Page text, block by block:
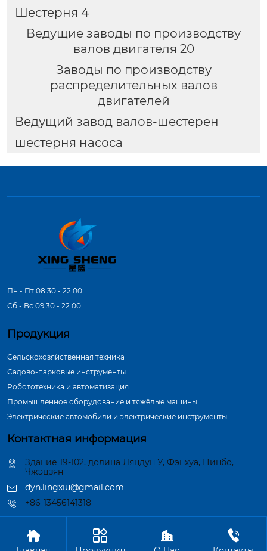
Шестерня 4
Ведущие заводы по производству
валов двигателя 20
Заводы по производству
распределительных валов
двигателей
Ведущий завод валов-шестерен
шестерня насоса
Пн - Пт:08:30 - 22:00
Сб - Вс:09:30 - 22:00
Продукция
Сельскохозяйственная техника
Садово-парковые инструменты
Робототехника и автоматизация
Промышленное оборудование и тяжёлые машины
Электрические автомобили и электрические инструменты
Контактная информация
Здание 19-102, долина Ляндун У, Фэнхуа, Нинбо,
Чжэцзян
dyn.lingxiu@gmail.com
+86-13456141318
Авторское право©ООО Нинбо Синшэн Шафт Индастри
   